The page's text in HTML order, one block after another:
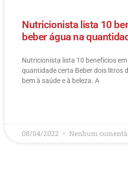
Nutricionista lista 10
beber água na
Nutricionista lista 10 benefícios
quantidade certa Beber dois litros
bem à saúde e à beleza. A
08/04/2022 Nenhum